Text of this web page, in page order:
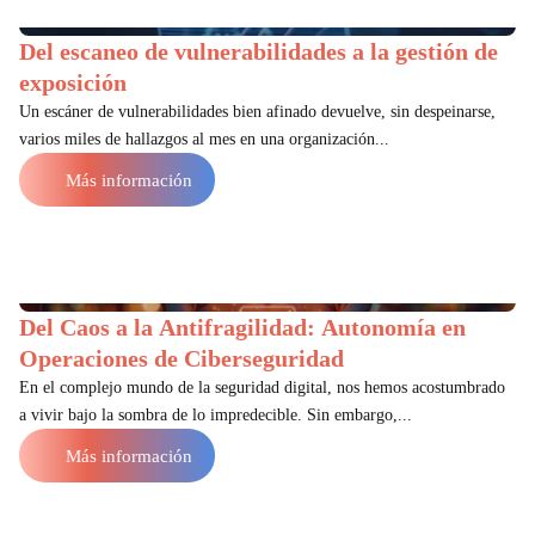
Del escaneo de vulnerabilidades a la gestión de
exposición
Un escáner de vulnerabilidades bien afinado devuelve, sin despeinarse,
varios miles de hallazgos al mes en una organización...
Más información
Del Caos a la Antifragilidad: Autonomía en
Operaciones de Ciberseguridad
En el complejo mundo de la seguridad digital, nos hemos acostumbrado
a vivir bajo la sombra de lo impredecible. Sin embargo,...
Más información